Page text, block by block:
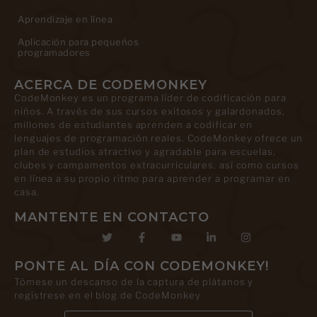
Aprendizaje en línea
Aplicación para pequeños
programadores
ACERCA DE CODEMONKEY
CodeMonkey es un programa líder de codificación para
niños. A través de sus cursos exitosos y galardonados,
millones de estudiantes aprenden a codificar en
lenguajes de programación reales. CodeMonkey ofrece un
plan de estudios atractivo y agradable para escuelas,
clubes y campamentos extracurriculares, así como cursos
en línea a su propio ritmo para aprender a programar en
casa.
MANTENTE EN CONTACTO
PONTE AL DÍA CON CODEMONKEY!
Tómese un descanso de la captura de plátanos y
regístrese en el blog de CodeMonkey